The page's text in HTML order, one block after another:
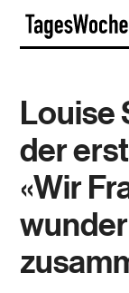
Skip
content
Louise
der
«Wir